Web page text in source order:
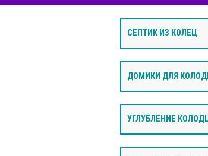
СЕПТИК ИЗ КОЛЕЦ
ДОМИКИ ДЛЯ
УГЛУБЛЕНИЕ